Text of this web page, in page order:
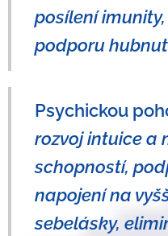
posílení
podporu
Psychickou
rozvoj intuice a
schopností,
napojení na
sebelásky,